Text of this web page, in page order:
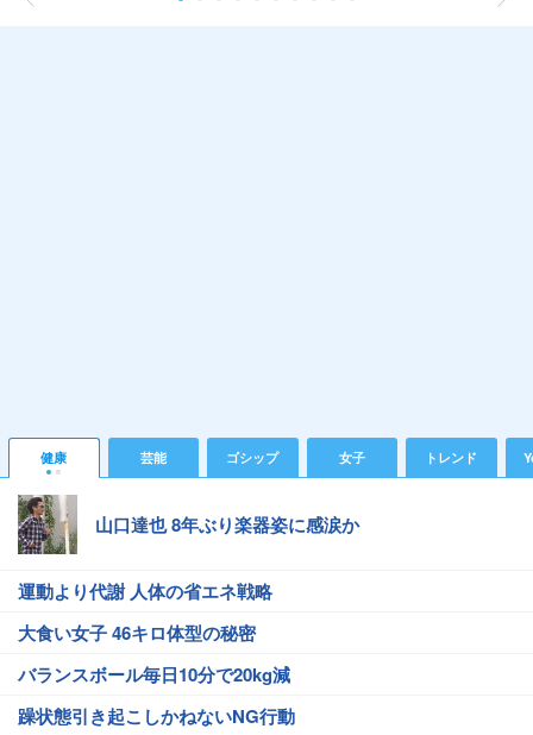
健康 芸能 ゴシップ 女子 トレンド
山口達也 8年ぶり楽器姿に感涙か
運動より代謝 人体の省エネ戦略
大食い女子 46キロ体型の秘密
バランスボール毎日10分で20kg減
躁状態引き起こしかねないNG行動